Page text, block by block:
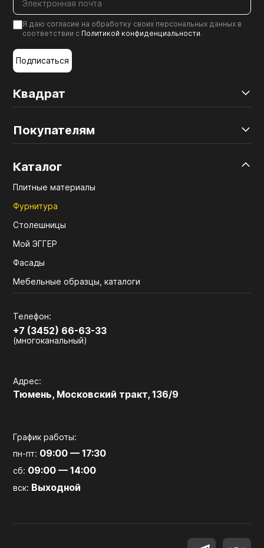
Квадрат
Покупателям
Каталог
Плитные материалы
Фурнитура
Столешницы
Мой ЭГГЕР
Фасады
Мебельные образцы, каталоги
Телефон:
+7 (3452) 66-63-33
(многоканальный)
Адрес:
Тюмень, Московский тракт, 136/9
График работы:
пн-пт: 09:00 — 17:30
сб: 09:00 — 14:00
вск: Выходной
Я даю согласие на обработку своих персональных данных в
соответствии с Политикой конфиденциальности.
Подписаться